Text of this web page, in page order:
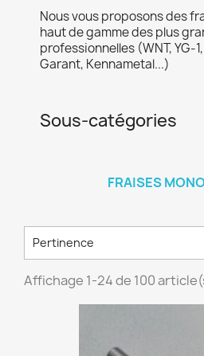
Nous vous proposons des
haut de gamme des plus
professionnelles (WNT, YG-
Garant, Kennametal...)
Sous-catégories
FRAISES
Pertinence
Affichage 1-24 de 100